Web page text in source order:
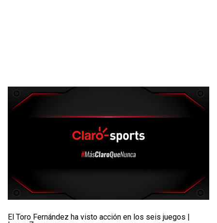
El Toro Fernández ha visto acción en los seis juegos |